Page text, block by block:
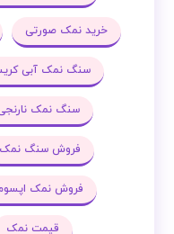
خرید نمک صورتی
سنگ نمک آبی
سنگ نمک
فروش سنگ نمک
فروش نمک
قیمت نمک